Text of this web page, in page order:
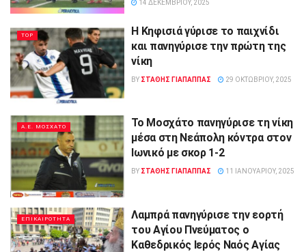
14 ΔΕΚΕΜΒΡΊΟΥ, 2025
TOP
Η Κηφισιά γύρισε το παιχνίδι
και πανηγύρισε την πρώτη της
νίκη
BY ΣΤΑΘΗΣ ΓΊΑΠΑΠΠΑΣ 29 ΟΚΤΩΒΡΊΟΥ, 2025
Α.Ε. ΜΟΣΧΑΤΟ
Το Μοσχάτο πανηγύρισε τη νίκη
μέσα στη Νεάπολη κόντρα στον
Ιωνικό με σκορ 1-2
BY ΣΤΑΘΗΣ ΓΊΑΠΑΠΠΑΣ 11 ΙΑΝΟΥΑΡΊΟΥ, 2025
ΕΠΙΚΑΙΡΟΤΗΤΑ
Λαμπρά πανηγύρισε την εορτή
του Αγίου Πνεύματος ο
Καθεδρικός Ιερός Ναός Αγίας